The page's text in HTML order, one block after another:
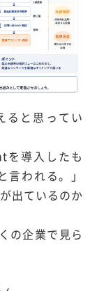
ると思ってい
を導入したも
われる。」
出ているのか
の企業で見ら